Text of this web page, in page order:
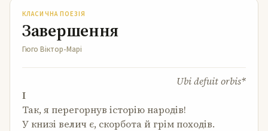
КЛАСИЧНА ПОЕЗІЯ
Завершення
Гюго Віктор-Марі
Ubi defuit orbis*
I
Так, я перегорнув історію народів!
У книзі велич є, скорбота й грім походів.